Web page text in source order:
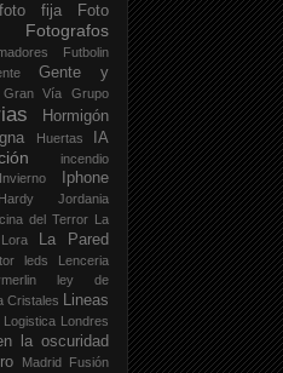
foto fija
Foto
Fotografos
Futbolin
Gente y
Gran Vía
Grupo
Hormigón
Huertas IA
incendio
Invierno
Iphone
Jordania
del Terror La
La Pared
leds Lenceria
ley de
Cristales Lineas
Logistica Londres
la oscuridad
Madrid Fusión